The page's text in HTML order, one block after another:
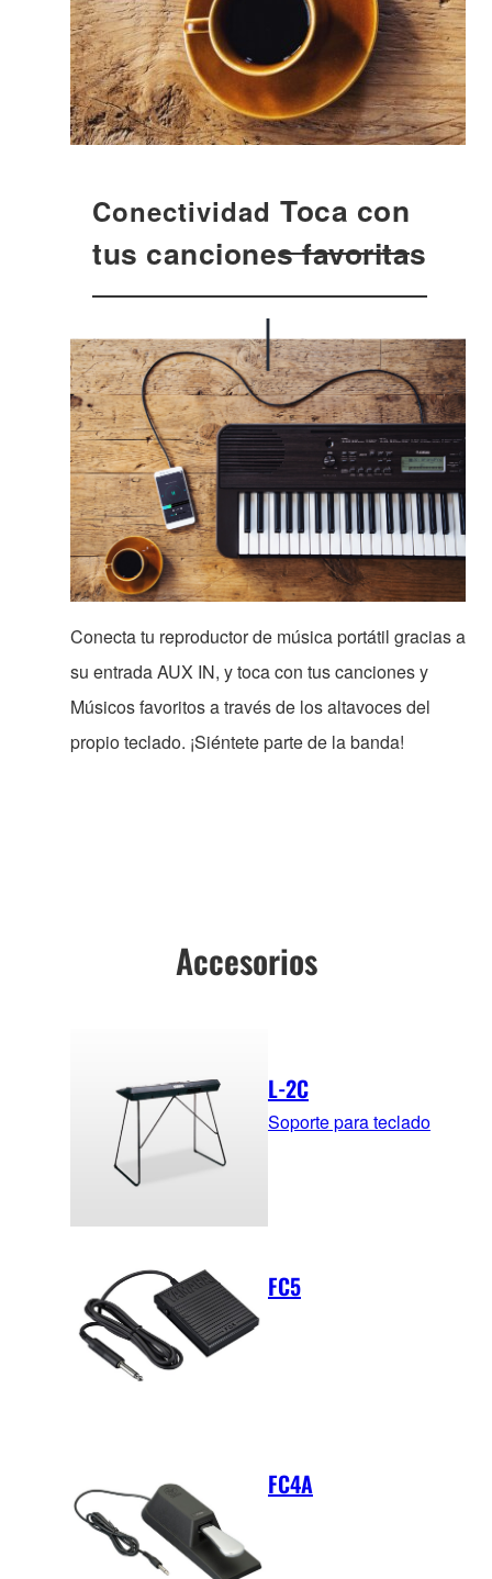
Conectividad Toca con
tus canciones favoritas
Conecta tu reproductor de música portátil gracias a
su entrada AUX IN, y toca con tus canciones y
Músicos favoritos a través de los altavoces del
propio teclado. ¡Siéntete parte de la banda!
Accesorios
L-2C
Soporte para teclado
FC5
FC4A